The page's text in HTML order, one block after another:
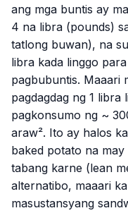
ang mga buntis ay
4 na libra (pounds)
tatlong buwan), na
libra kada linggo
pagbubuntis. Maaari
pagdagdag ng 1 libra
pagkonsumo ng ~
araw². Ito ay halos
baked potato na
tabang karne (lean
alternatibo, maaari
masustansyang